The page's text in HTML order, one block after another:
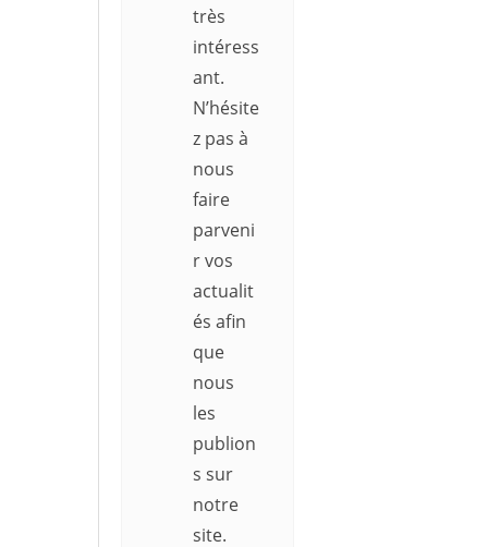
très
intéress
ant.
N’hésite
z pas à
nous
faire
parveni
r vos
actualit
és afin
que
nous
les
publion
s sur
notre
site.